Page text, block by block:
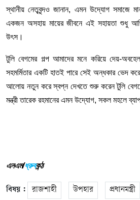
স্থানীয় নেতৃবৃন্দও জানান, এমন উদ্যোগ সমাজে
একজন অসহায় মায়ের জীবনে এই সহায়তা শুধু
উৎস।
টুলি বেগমের গল্প আমাদের মনে করিয়ে দেয়-
সহমর্মিতার একটি হাতই পারে সেই অন্ধকার
আলোয় নতুন করে স্বপ্ন দেখতে শুরু করেন টুলি
মন্ত্রী তারেক রহমানের এমন উদ্যোগ, সকল মহলে
এনএম/ধ্রুবকন্ঠ
বিষয় : রাজশাহী উপহার প্রধানমন্ত্রী